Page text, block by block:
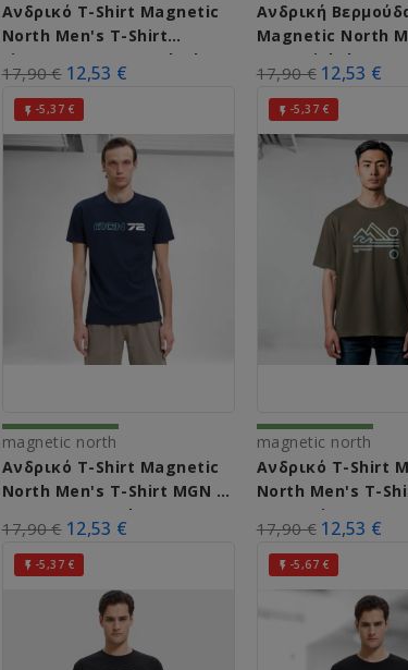
Ανδρικό T-Shirt Magnetic
North Men's T-Shirt
Signature A51011 (Black)
17,90 € 12,53 €
Ανδρική
Magnetic North
Essential Shorts
(Grey Melange)
17,90 € 12,53 €
 -5,37 €
magnetic north
Ανδρικό T-Shirt Magnetic
North Men's T-Shirt MGN 72
A51008 (Navy Blue)
17,90 € 12,53 €
 -5,37 €
magnetic north
Ανδρικό T-Shirt
North Men's T-
Mountain Wave
(Deep)
17,90 € 12,53 €
 -5,37 €  -5,67 €